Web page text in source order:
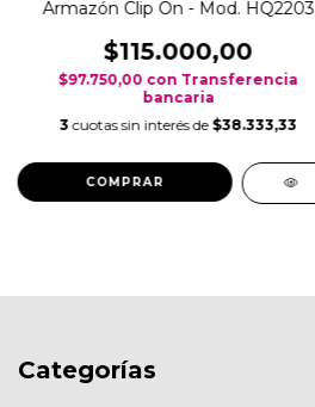
Armazón Clip On - Mod. HQ2203
$115.000,00
$97.750,00 con Transferencia
bancaria
3 cuotas sin interés de $38.333,33
Categorías